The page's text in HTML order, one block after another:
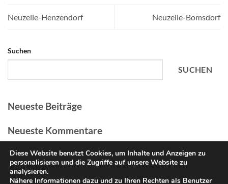
Neuzelle-Henzendorf Neuzelle-Bomsdorf
Suchen
SUCHEN
Neueste Beiträge
Neueste Kommentare
Diese Website benutzt Cookies, um Inhalte und Anzeigen zu
personalisieren und die Zugriffe auf unsere Website zu
analysieren.
Nähere Informationen dazu und zu Ihren Rechten als Benutzer